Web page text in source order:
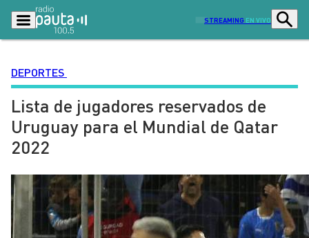
STREAMING EN VIVO
Podcasts Programas
Lo Último Actualidad
Ciudad
Radio en vivo Sostenibilidad
Tendencias Deportes
DEPORTES
Lista de jugadores reservados de
Uruguay para el Mundial de Qatar
2022